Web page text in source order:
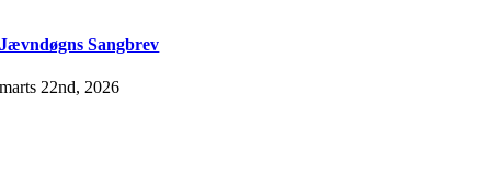
Jævndøgns Sangbrev
marts 22nd, 2026